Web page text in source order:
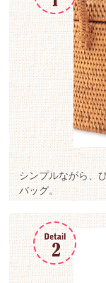
シンプルながら、
バッグ。